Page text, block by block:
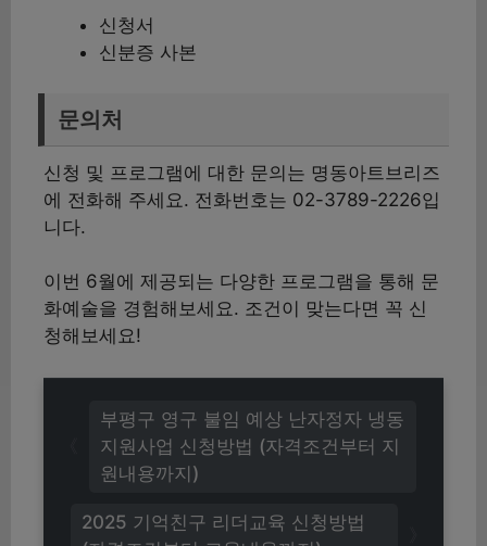
신청서
신분증 사본
문의처
신청 및 프로그램에 대한 문의는 명동아트브리즈
에 전화해 주세요. 전화번호는 02-3789-2226입
니다.
이번 6월에 제공되는 다양한 프로그램을 통해 문
화예술을 경험해보세요. 조건이 맞는다면 꼭 신
청해보세요!
2025 기억친구 리더교육 신청방법
부평구 영구 불임 예상 난자정자 냉동
지원사업 신청방법 (자격조건부터 지
원내용까지)